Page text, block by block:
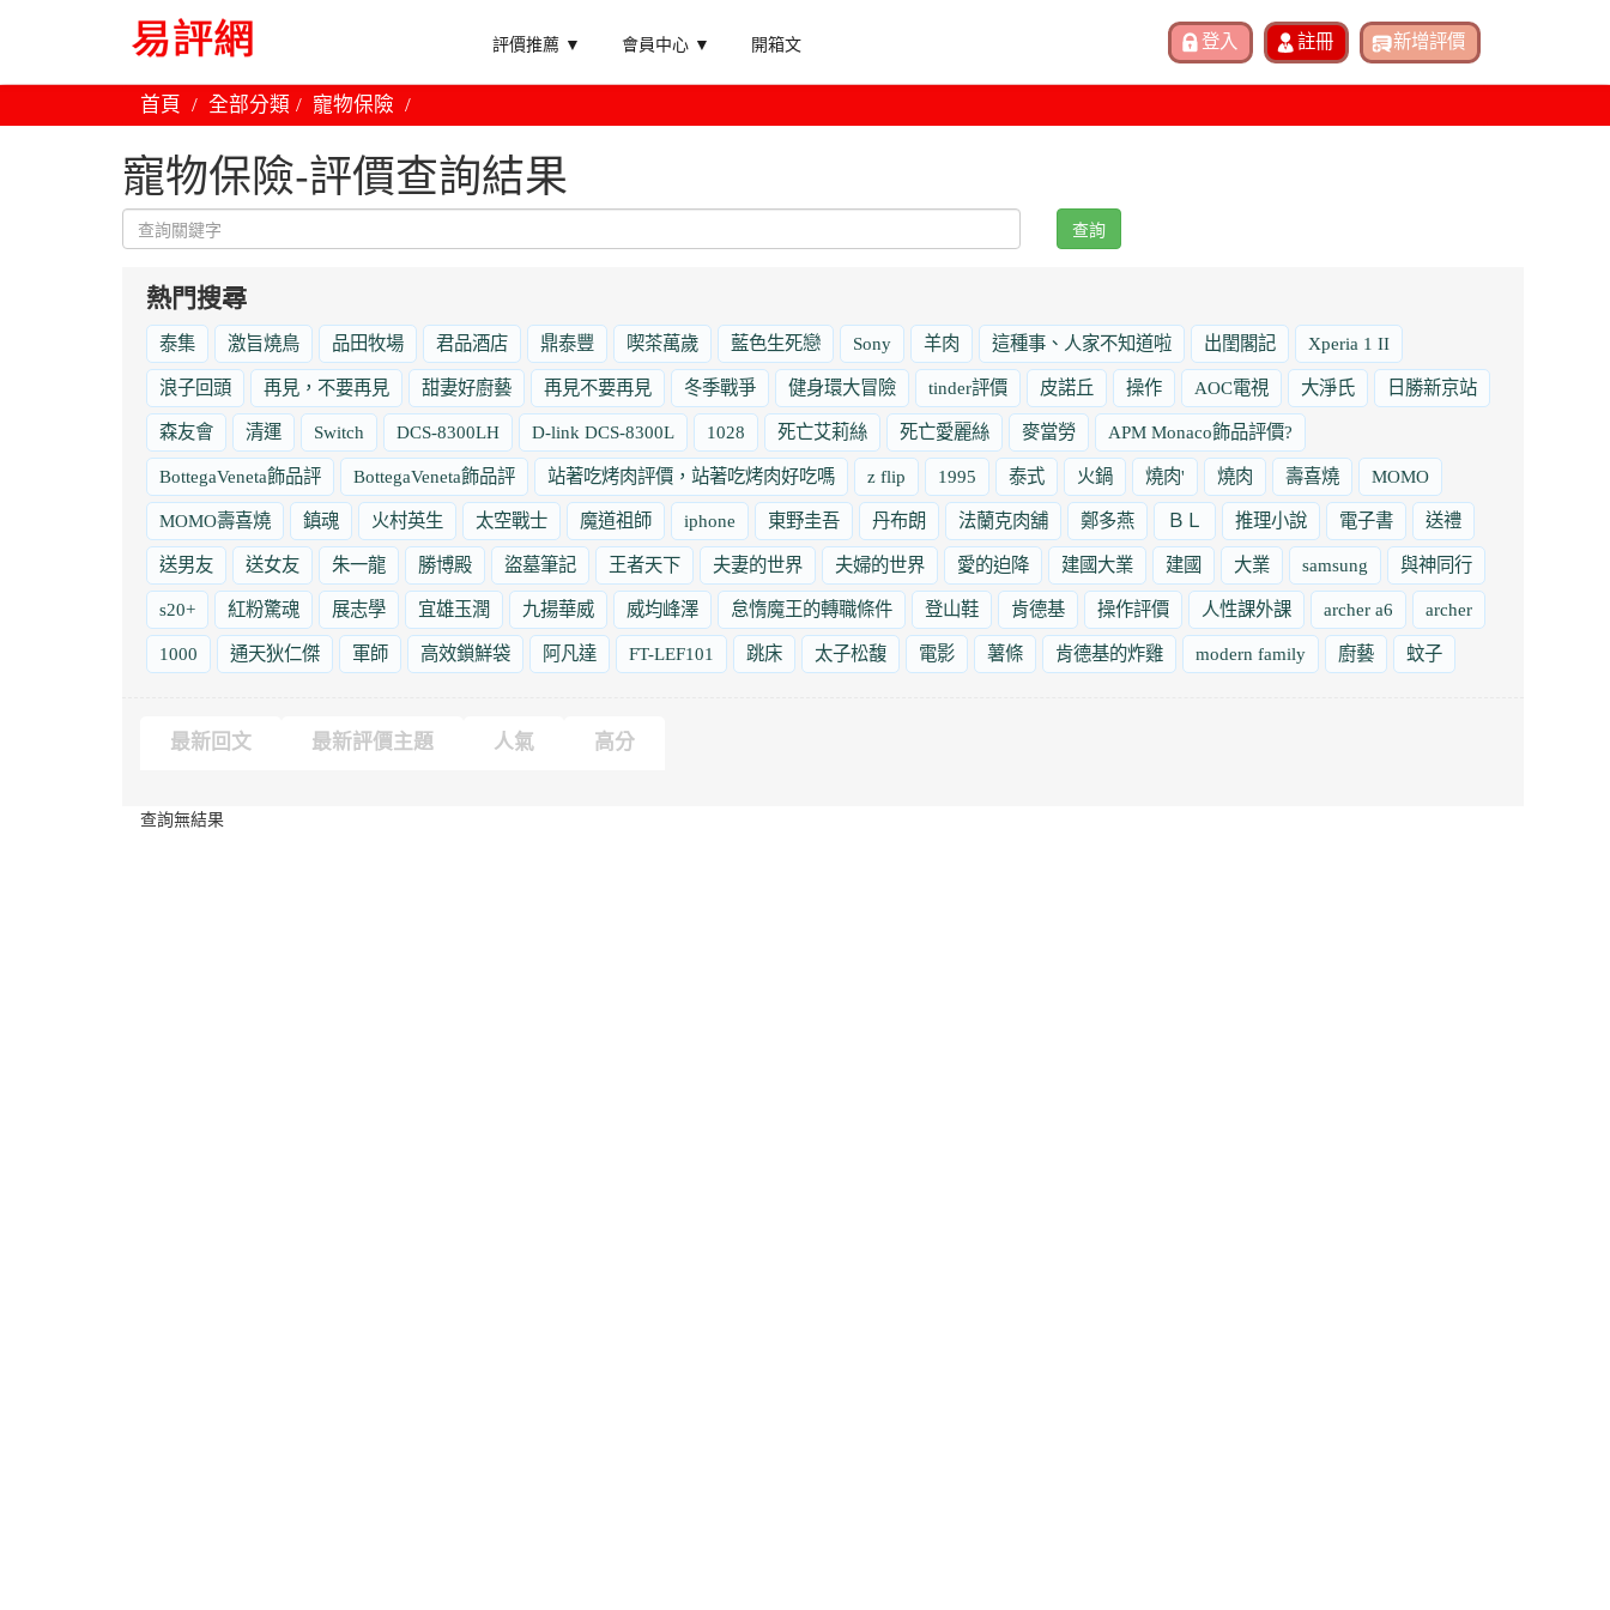
評價推薦 ▼ 會員中心 ▼ 開箱文
首頁 全部分類 寵物保險
寵物保險-評價查詢結果
查詢
熱門搜尋
泰集 激旨燒鳥 品田牧場 君品酒店 鼎泰豐 喫茶萬歲 藍色生死戀 Sony 羊肉 這種事、人家不知道啦 出閨閣記 Xperia 1 II
浪子回頭 再見，不要再見 甜妻好廚藝 再見不要再見 冬季戰爭 健身環大冒險 tinder評價 皮諾丘 操作 AOC電視 大淨氏 日勝新京站
森友會 清運 Switch DCS-8300LH D-link DCS-8300L 1028 死亡艾莉絲 死亡愛麗絲 麥當勞 APM Monaco飾品評價?
BottegaVeneta飾品評 BottegaVeneta飾品評 站著吃烤肉評價，站著吃烤肉好吃嗎 z flip 1995 泰式 火鍋 燒肉' 燒肉 壽喜燒 MOMO
MOMO壽喜燒 鎮魂 火村英生 太空戰士 魔道祖師 iphone 東野圭吾 丹布朗 法蘭克肉舖 鄭多燕 ＢＬ 推理小說 電子書 送禮
送男友 送女友 朱一龍 勝博殿 盜墓筆記 王者天下 夫妻的世界 夫婦的世界 愛的迫降 建國大業 建國 大業 samsung 與神同行
s20+ 紅粉驚魂 展志學 宜雄玉潤 九揚華威 威均峰澤 怠惰魔王的轉職條件 登山鞋 肯德基 操作評價 人性課外課 archer a6 archer
1000 通天狄仁傑 軍師 高效鎖鮮袋 阿凡達 FT-LEF101 跳床 太子松馥 電影 薯條 肯德基的炸雞 modern family 廚藝 蚊子
最新回文 最新評價主題 人氣 高分
查詢無結果